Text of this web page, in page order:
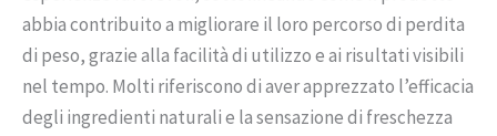
abbia contribuito a migliorare il loro percorso di perdita
di peso, grazie alla facilità di utilizzo e ai risultati visibili
nel tempo. Molti riferiscono di aver apprezzato l’efficacia
degli ingredienti naturali e la sensazione di freschezza